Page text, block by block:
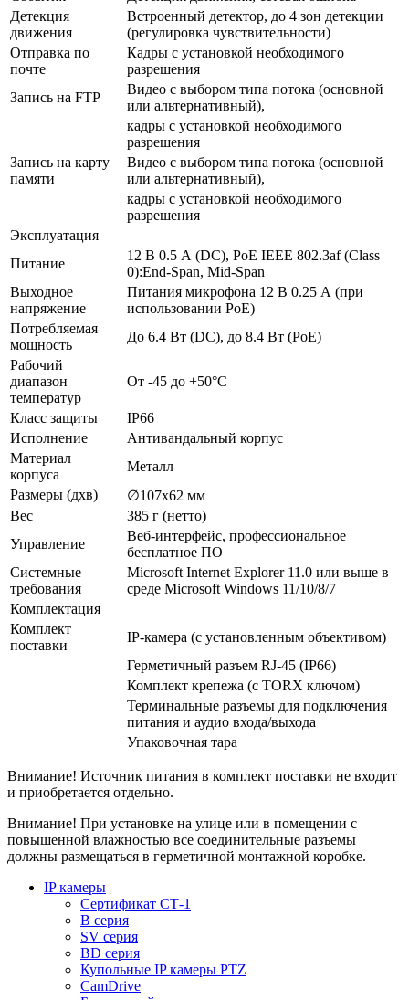
Детекция
движения
Встроенный детектор, до 4 зон детекции
(регулировка чувствительности)
Отправка по
почте
Кадры с установкой необходимого
разрешения
Запись на FTP
Видео с выбором типа потока (основной
или альтернативный),
кадры с установкой необходимого
разрешения
Запись на карту
памяти
Видео с выбором типа потока (основной
или альтернативный),
кадры с установкой необходимого
разрешения
Эксплуатация
Питание
12 В 0.5 А (DC), PoE IEEE 802.3af (Class
0):End-Span, Mid-Span
Выходное
напряжение
Питания микрофона 12 В 0.25 А (при
использовании PoE)
Потребляемая
мощность
До 6.4 Вт (DC), до 8.4 Вт (PoE)
Рабочий
диапазон
температур
От -45 до +50°С
Класс защиты
IP66
Исполнение
Антивандальный корпус
Материал
корпуса
Металл
Размеры (дхв)
∅107х62 мм
Вес
385 г (нетто)
Управление
Веб-интерфейс, профессиональное
бесплатное ПО
Системные
требования
Microsoft Internet Explorer 11.0 или выше в
среде Microsoft Windows 11/10/8/7
Комплектация
Комплект
поставки
IP-камера (с установленным объективом)
Герметичный разъем RJ-45 (IP66)
Комплект крепежа (с TORX ключом)
Терминальные разъемы для подключения
питания и аудио входа/выхода
Упаковочная тара
Внимание! Источник питания в комплект поставки не входит
и приобретается отдельно.
Внимание! При установке на улице или в помещении с
повышенной влажностью все соединительные разъемы
должны размещаться в герметичной монтажной коробке.
IP камеры
Сертификат СТ-1
B серия
SV серия
BD серия
Купольные IP камеры PTZ
CamDrive